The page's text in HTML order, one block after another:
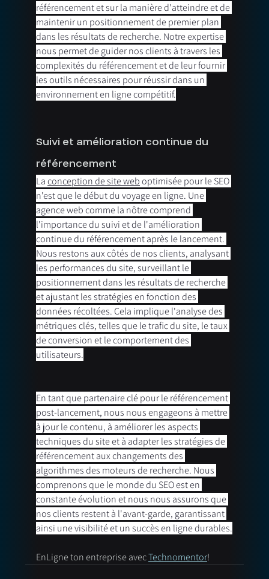
référencement et sur la manière d'atteindre et de
maintenir un positionnement de premier plan
dans les résultats de recherche. Notre expertise
nous permet de guider nos clients à travers les
complexités du référencement et de leur fournir
les outils nécessaires pour réussir dans un
environnement en ligne compétitif.
Suivi et amélioration continue du
référencement
La conception de site web optimisée pour le SEO
n'est que le début du voyage en ligne. Une
agence web comme la nôtre comprend
l'importance du suivi et de l'amélioration
continue du référencement après le lancement.
Nous restons aux côtés de nos clients, analysant
les performances du site, surveillant le
positionnement dans les résultats de recherche
et ajustant les stratégies en fonction des
données récoltées. Cela implique l'analyse des
métriques clés, telles que le trafic du site, le taux
de conversion et le comportement des
utilisateurs.
En tant que partenaire clé pour le référencement
post-lancement, nous nous engageons à mettre
à jour le contenu, à améliorer les aspects
techniques du site et à adapter les stratégies de
référencement aux changements des
algorithmes des moteurs de recherche. Nous
comprenons que le monde du SEO est en
constante évolution et nous nous assurons que
nos clients restent à l'avant-garde, garantissant
ainsi une visibilité et un succès en ligne durables.
EnLigne ton entreprise avec Technomentor!